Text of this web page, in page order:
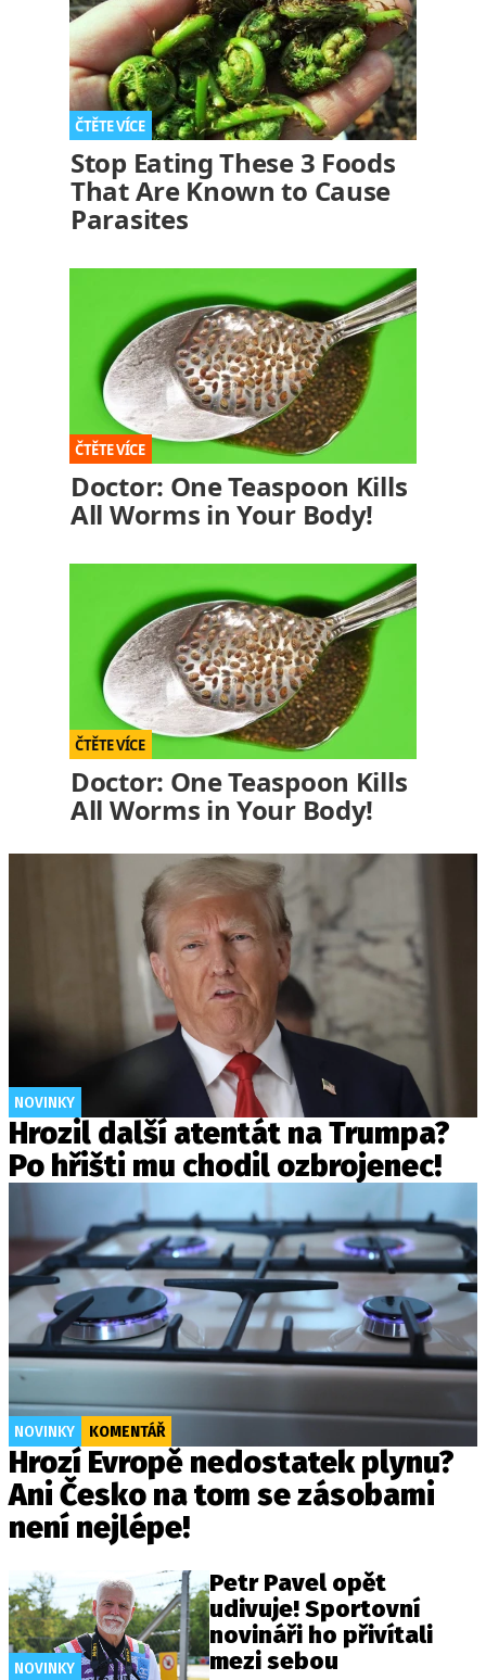
Stop Eating These 3 Foods
That Are Known to Cause
Parasites
Doctor: One Teaspoon Kills
All Worms in Your Body!
Doctor: One Teaspoon Kills
All Worms in Your Body!
NOVINKY
Hrozil další atentát na Trumpa?
Po hřišti mu chodil ozbrojenec!
NOVINKY KOMENTÁŘ
Hrozí Evropě nedostatek plynu?
Ani Česko na tom se zásobami
není nejlépe!
NOVINKY
Petr Pavel opět
udivuje! Sportovní
novináři ho přivítali
mezi sebou